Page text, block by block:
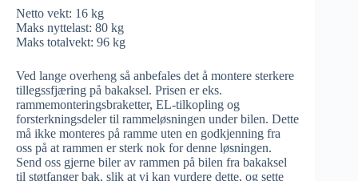
Netto vekt: 16 kg
Maks nyttelast: 80 kg
Maks totalvekt: 96 kg
Ved lange overheng så anbefales det å montere sterkere
tillegssfjæring på bakaksel. Prisen er eks.
rammemonteringsbraketter, EL-tilkopling og
forsterkningsdeler til rammeløsningen under bilen. Dette
må ikke monteres på ramme uten en godkjenning fra
oss på at rammen er sterk nok for denne løsningen.
Send oss gjerne biler av rammen på bilen fra bakaksel
til støtfanger bak, slik at vi kan vurdere dette, og sette